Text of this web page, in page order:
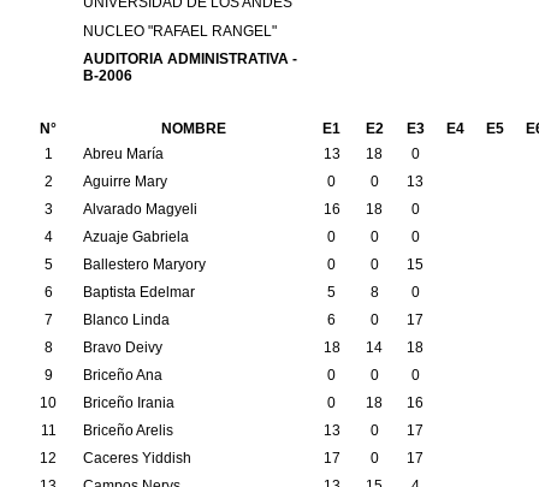
NUCLEO "RAFAEL RANGEL"
AUDITORIA ADMINISTRATIVA -
B-2006
N° NOMBRE E1 E2 E3 E4 E5
1
Abreu María 13 18
0
2
Aguirre Mary 0 0
13
3
Alvarado Magyeli 16 18
0
4
Azuaje Gabriela 0 0
0
5
Ballestero Maryory 0 0
15
6
Baptista Edelmar 5 8
0
7
Blanco Linda 6 0
17
8
Bravo Deivy 18 14
18
9
Briceño Ana 0 0
0
10
Briceño Irania 0 18
16
11
Briceño Arelis 13 0
17
12
Caceres Yiddish 17 0
17